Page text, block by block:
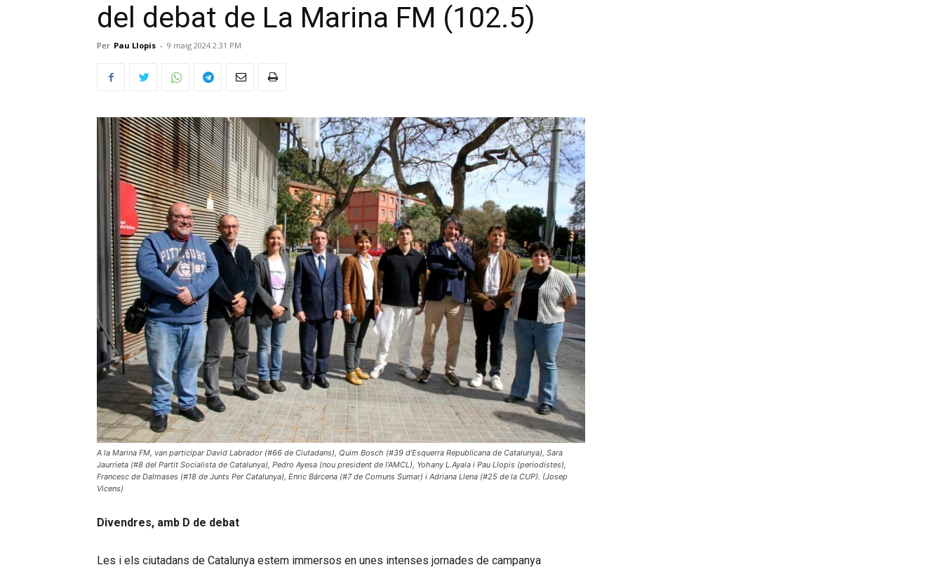
del debat de La Marina FM (102.5)
Per Pau Llopis - 9 maig 2024 2:31 PM
A la Marina FM, van participar David Labrador (#66 de Ciutadans), Quim Bosch (#39 d’Esquerra Republicana de Catalunya), Sara
Jaurrieta (#8 del Partit Socialista de Catalunya), Pedro Ayesa (nou president de l’AMCL), Yohany L.Ayala i Pau Llopis (periodistes),
Francesc de Dalmases (#18 de Junts Per Catalunya), Enric Bárcena (#7 de Comuns Sumar) i Adriana Llena (#25 de la CUP). (Josep
Vicens)
Divendres, amb D de debat
Les i els ciutadans de Catalunya estem immersos en unes intenses jornades de campanya